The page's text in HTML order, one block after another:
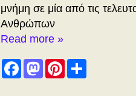
μνήμη σε μία από τις
Ανθρώπων
Read more »
F
a
M
a
P